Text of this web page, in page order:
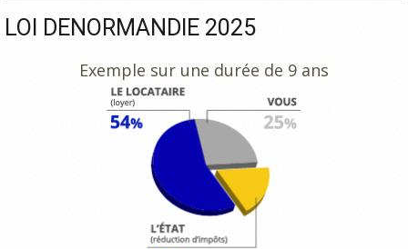
LOI DENORMANDIE 2025
Exemple sur une durée de 9 ans